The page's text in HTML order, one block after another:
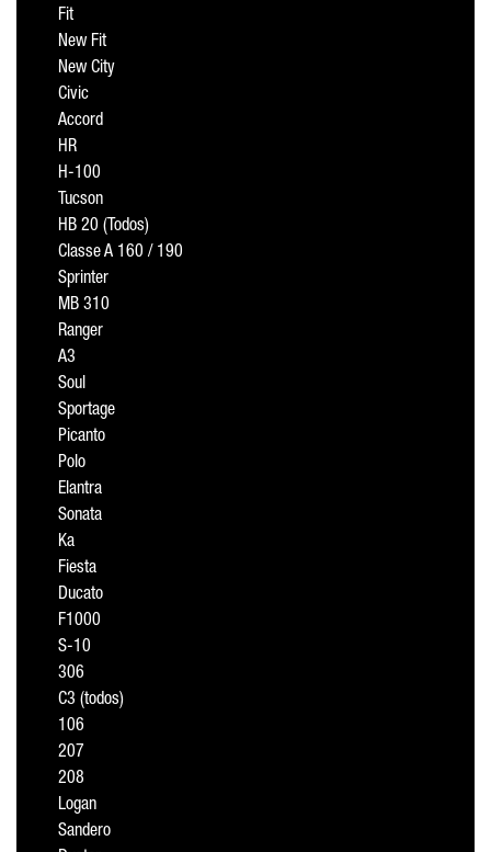
Fit
New Fit
New City
Civic
Accord
HR
H-100
Tucson
HB 20 (Todos)
Classe A 160 / 190
Sprinter
MB 310
Ranger
A3
Soul
Sportage
Picanto
Polo
Elantra
Sonata
Ka
Fiesta
Ducato
F1000
S-10
306
C3 (todos)
106
207
208
Logan
Sandero